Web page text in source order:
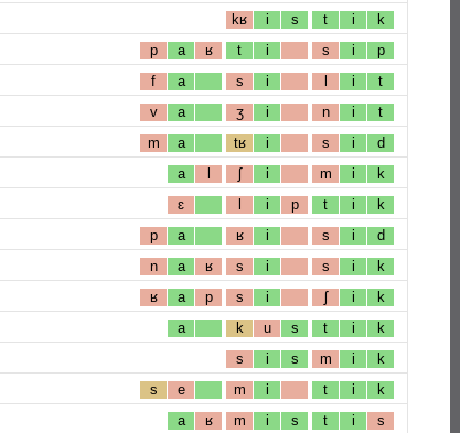
kʁ i s t i k
p a ʁ t i s i p
f a s i l i t
v a ʒ i n i t
m a tʁ i s i d
a l ʃ i m i k
ɛ l i p t i k
p a ʁ i s i d
n a ʁ s i s i k
ʁ a p s i ʃ i k
a k u s t i k
s i s m i k
s e m i t i k
a ʁ m i s t i s